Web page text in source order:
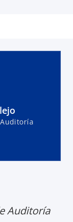
Auditoría